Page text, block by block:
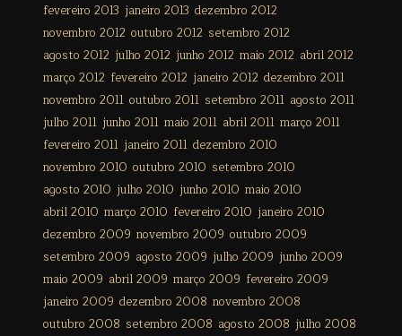
fevereiro 2013 janeiro 2013 dezembro 2012
novembro 2012 outubro 2012 setembro 2012
agosto 2012 julho 2012 junho 2012 maio 2012 abril 2012
março 2012 fevereiro 2012 janeiro 2012 dezembro 2011
novembro 2011 outubro 2011 setembro 2011 agosto 2011
julho 2011 junho 2011 maio 2011 abril 2011 março 2011
fevereiro 2011 janeiro 2011 dezembro 2010
novembro 2010 outubro 2010 setembro 2010
agosto 2010 julho 2010 junho 2010 maio 2010
abril 2010 março 2010 fevereiro 2010 janeiro 2010
dezembro 2009 novembro 2009 outubro 2009
setembro 2009 agosto 2009 julho 2009 junho 2009
maio 2009 abril 2009 março 2009 fevereiro 2009
janeiro 2009 dezembro 2008 novembro 2008
outubro 2008 setembro 2008 agosto 2008 julho 2008